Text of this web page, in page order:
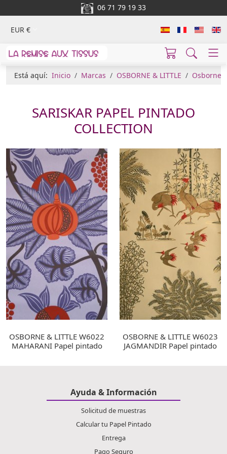
06 71 79 19 33
EUR €
Está aquí: Inicio Marcas OSBORNE & LITTLE Osborne
SARISKAR PAPEL PINTADO
COLLECTION
OSBORNE & LITTLE W6022
MAHARANI Papel pintado
OSBORNE & LITTLE W6023
JAGMANDIR Papel pintado
Ayuda & Información
Solicitud de muestras
Calcular tu Papel Pintado
Entrega
Pago Seguro